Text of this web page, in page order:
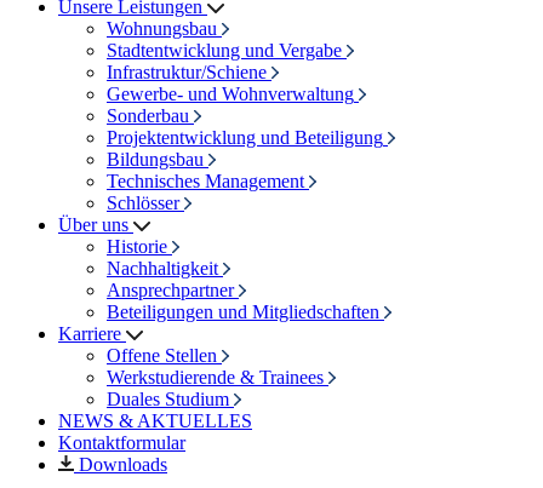
Unsere Leistungen
Wohnungsbau
Stadtentwicklung und Vergabe
Infrastruktur/Schiene
Gewerbe- und Wohnverwaltung
Sonderbau
Projektentwicklung und Beteiligung
Bildungsbau
Technisches Management
Schlösser
Über uns
Historie
Nachhaltigkeit
Ansprechpartner
Beteiligungen und Mitgliedschaften
Karriere
Offene Stellen
Werkstudierende & Trainees
Duales Studium
NEWS & AKTUELLES
Kontaktformular
Downloads